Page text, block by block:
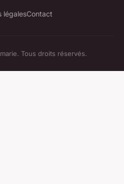
légalesContact
Tous droits réservés.